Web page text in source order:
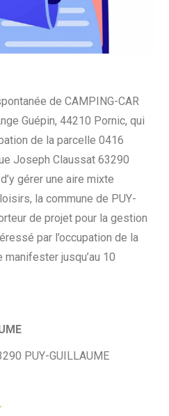
de CAMPING-CAR
Guépin, 44210 Pornic, qui
de la parcelle 0416
Joseph Claussat 63290
gérer une aire mixte
la commune de PUY-
de projet pour la gestion
par l’occupation de la
jusqu’au 10
PUY-GUILLAUME